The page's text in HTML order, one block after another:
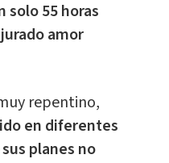
solo 55 horas
amor
repentino,
en diferentes
planes no